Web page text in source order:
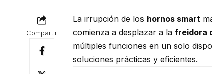
Compartir
La irrupción de los hornos smart
comienza a desplazar a la freidora
múltiples funciones en un solo
soluciones prácticas y eficientes.